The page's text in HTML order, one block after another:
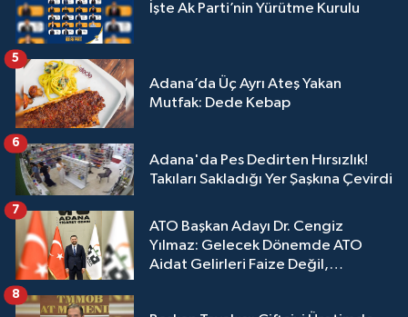
İşte Ak Parti’nin Yürütme Kurulu
Adana’da Üç Ayrı Ateş Yakan
Mutfak: Dede Kebap
5
Adana'da Pes Dedirten Hırsızlık!
Takıları Sakladığı Yer Şaşkına Çevirdi
6
ATO Başkan Adayı Dr. Cengiz
Yılmaz: Gelecek Dönemde ATO
Aidat Gelirleri Faize Değil,
7
8